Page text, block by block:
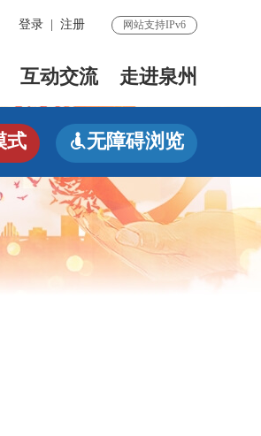
登录 注册 网站支持IPv6
互动交流 走进泉州
式 无障碍浏览